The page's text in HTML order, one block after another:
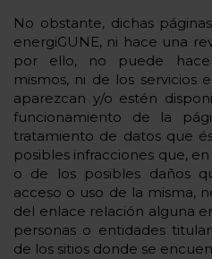
No obstante, dichas
energiGUNE, ni hace una
por ello, no puede
mismos, ni de los servicios
aparezcan y/o estén
funcionamiento de la
tratamiento de datos que
posibles infracciones que,
o de los posibles daños
acceso o uso de la misma,
del enlace relación alguna
personas o entidades
de los sitios donde se